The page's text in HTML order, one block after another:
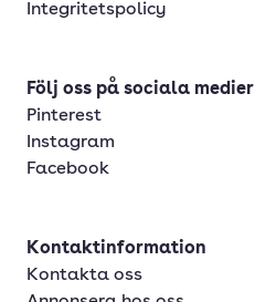
Integritetspolicy
Följ oss på sociala medier
Pinterest
Instagram
Facebook
Kontaktinformation
Kontakta oss